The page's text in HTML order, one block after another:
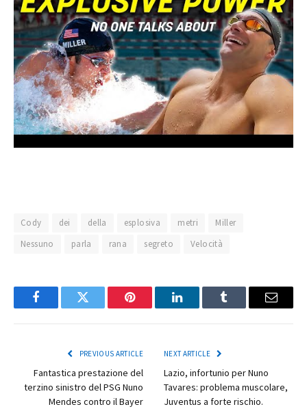
Cody dei della esplosiva metri
Miller
Nessuno
parla rana segreto Velocità
FacebookTwitter Pinterest LinkedInTumblr Email
PREVIOUS ARTICLE
Fantastica prestazione del
terzino sinistro del PSG Nuno
Mendes contro il Bayer
NEXT ARTICLE
Lazio, infortunio per Nuno
Tavares: problema muscolare,
Juventus a forte rischio.